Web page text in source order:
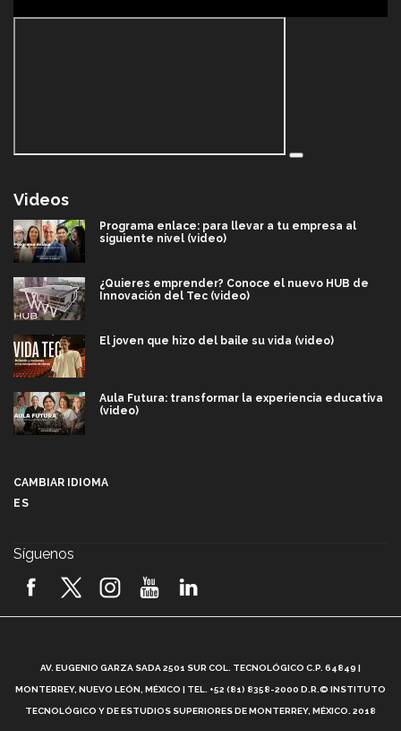
Videos
Programa enlace: para llevar a tu empresa al
siguiente nivel (video)
¿Quieres emprender? Conoce el nuevo HUB de
Innovación del Tec (video)
El joven que hizo del baile su vida (video)
Aula Futura: transformar la experiencia educativa
(video)
2026! (video)
¿Cómo es el Modelo Educativo Tec? (video)
CAMBIAR IDIOMA
ES
Síguenos
AV. EUGENIO GARZA SADA 2501 SUR COL. TECNOLÓGICO C.P. 64849 |
MONTERREY, NUEVO LEÓN, MÉXICO | TEL. +52 (81) 8358-2000 D.R.© INSTITUTO
TECNOLÓGICO Y DE ESTUDIOS SUPERIORES DE MONTERREY, MÉXICO. 2018